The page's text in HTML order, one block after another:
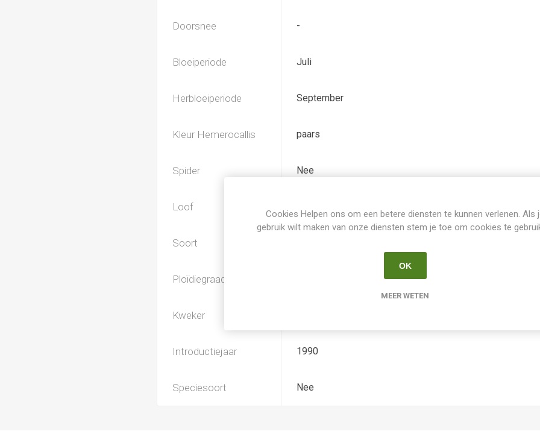
Doorsnee -
Bloeiperiode Juli
Herbloeiperiode September
Kleur Hemerocallis paars
Spider Nee
Loof
Soort
Ploïdiegraad
Kweker
Introductiejaar 1990
Speciesoort Nee
Cookies Helpen ons om een betere diensten te kunnen verlenen. Als
gebruik wilt maken van onze diensten stem je toe om cookies te
OK
MEER WETEN